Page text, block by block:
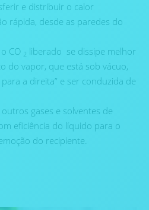
e distribuir o calor
rápida, desde as paredes do
CO 2 liberado se dissipe melhor
do vapor, que está sob vácuo,
a direita” e ser conduzida de
gases e solventes de
eficiência do líquido para o
do recipiente.